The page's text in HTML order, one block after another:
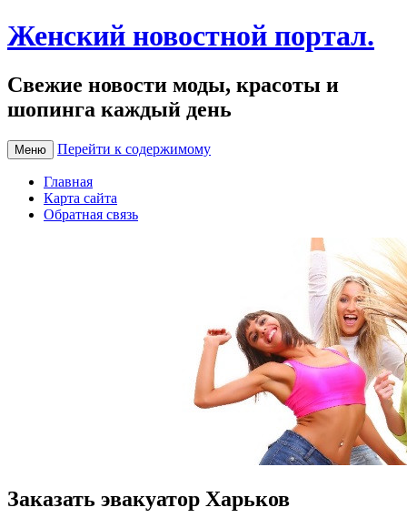
Женский новостной портал.
Свежие новости моды, красоты и
шопинга каждый день
Меню Перейти к содержимому
Главная
Карта сайта
Обратная связь
Заказать эвакуатор Харьков